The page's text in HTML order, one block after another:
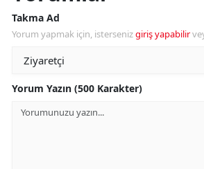
Takma Ad
Yorum yapmak için, istersenizgiriş yapabilir
Yorum Yazın (500 Karakter)